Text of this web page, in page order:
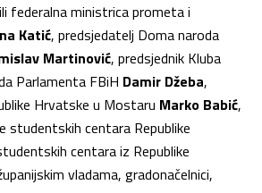
federalna ministrica prometa i
Katić, predsjedatelj Doma naroda
Martinović, predsjednik Kluba
Parlamenta FBiH Damir Džeba,
Hrvatske u Mostaru Marko Babić,
studentskih centara Republike
centara iz Republike
vladama, gradonačelnici,